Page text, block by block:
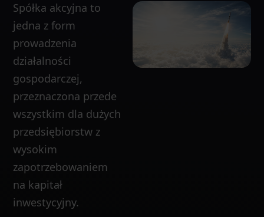
Spółka akcyjna to
jedna z form
prowadzenia
działalności
gospodarczej,
przeznaczona przede
wszystkim dla dużych
przedsiębiorstw z
wysokim
zapotrzebowaniem
na kapitał
inwestycyjny.